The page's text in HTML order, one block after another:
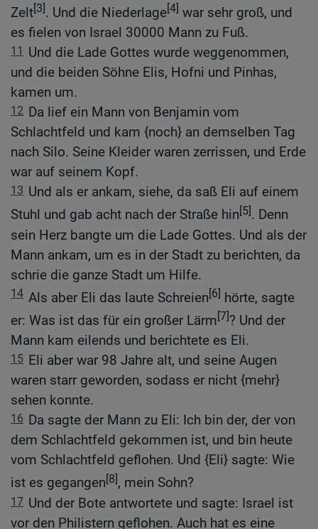
Zelt[3]. Und die Niederlage[4] war sehr groß, und
es fielen von Israel 30000 Mann zu Fuß.
11 Und die Lade Gottes wurde weggenommen,
und die beiden Söhne Elis, Hofni und Pinhas,
kamen um.
12 Da lief ein Mann von Benjamin vom
Schlachtfeld und kam {noch} an demselben Tag
nach Silo. Seine Kleider waren zerrissen, und Erde
war auf seinem Kopf.
13 Und als er ankam, siehe, da saß Eli auf einem
Stuhl und gab acht nach der Straße hin[5]. Denn
sein Herz bangte um die Lade Gottes. Und als der
Mann ankam, um es in der Stadt zu berichten, da
schrie die ganze Stadt um Hilfe.
14 Als aber Eli das laute Schreien[6] hörte, sagte
er: Was ist das für ein großer Lärm[7]? Und der
Mann kam eilends und berichtete es Eli.
15 Eli aber war 98 Jahre alt, und seine Augen
waren starr geworden, sodass er nicht {mehr}
sehen konnte.
16 Da sagte der Mann zu Eli: Ich bin der, der von
dem Schlachtfeld gekommen ist, und bin heute
vom Schlachtfeld geflohen. Und {Eli} sagte: Wie
ist es gegangen[8], mein Sohn?
17 Und der Bote antwortete und sagte: Israel ist
vor den Philistern geflohen. Auch hat es eine